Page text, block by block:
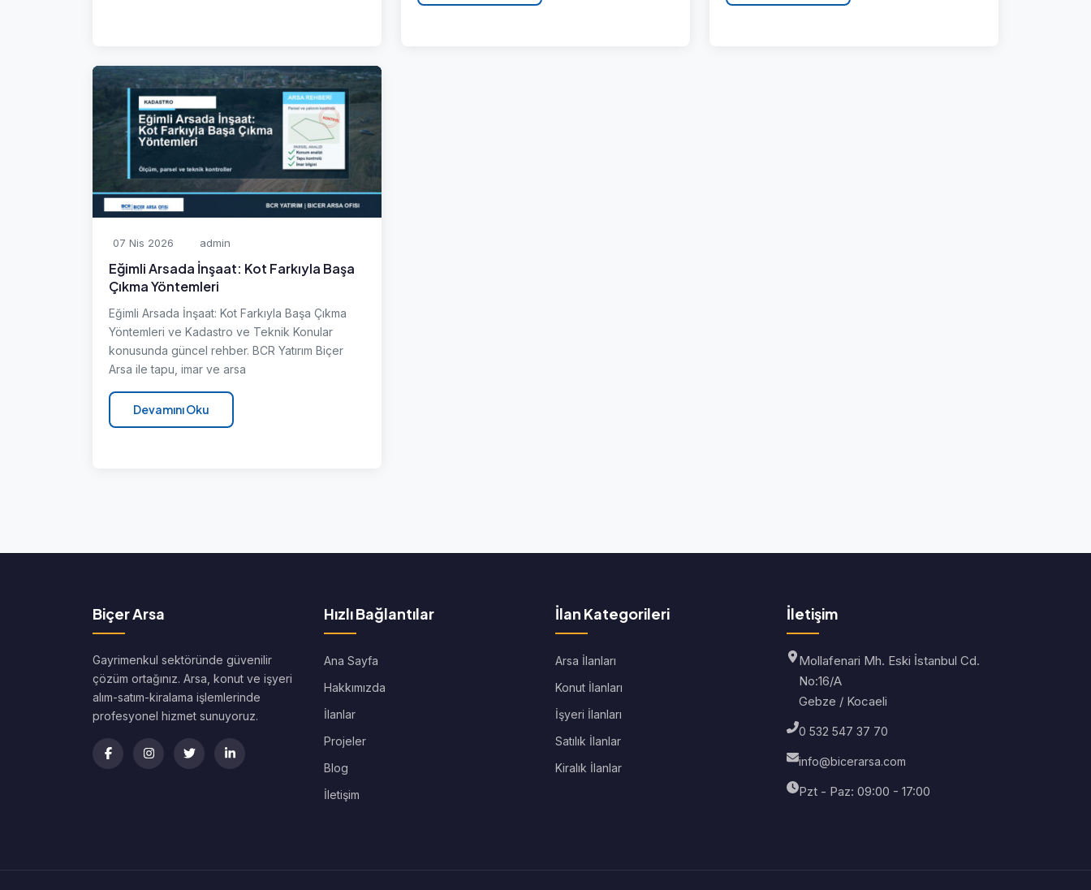
07 Nis 2026 admin
Eğimli Arsada İnşaat: Kot Farkıyla Başa
Çıkma Yöntemleri
Eğimli Arsada İnşaat: Kot Farkıyla Başa Çıkma
Yöntemleri ve Kadastro ve Teknik Konular
konusunda güncel rehber. BCR Yatırım Biçer
Arsa ile tapu, imar ve arsa
Devamını Oku
Biçer Arsa
Gayrimenkul sektöründe güvenilir
çözüm ortağınız. Arsa, konut ve işyeri
alım-satım-kiralama işlemlerinde
profesyonel hizmet sunuyoruz.
Hızlı Bağlantılar
Ana Sayfa
Hakkımızda
İlanlar
Projeler
Blog
İletişim
İlan Kategorileri
Arsa İlanları
Konut İlanları
İşyeri İlanları
Satılık İlanlar
Kiralık İlanlar
İletişim
Mollafenari Mh. Eski İstanbul Cd.
No:16/A
Gebze / Kocaeli
0 532 547 37 70
info@bicerarsa.com
Pzt - Paz: 09:00 - 17:00